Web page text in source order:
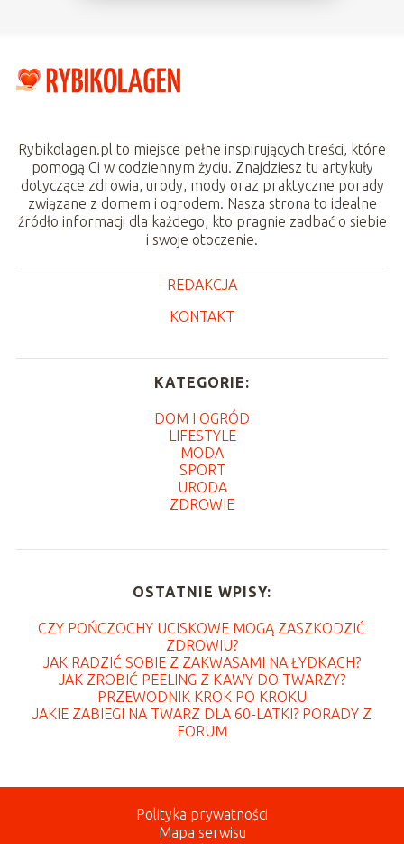
Rybikolagen.pl to miejsce pełne inspirujących treści, które
pomogą Ci w codziennym życiu. Znajdziesz tu artykuły
dotyczące zdrowia, urody, mody oraz praktyczne porady
związane z domem i ogrodem. Nasza strona to idealne
źródło informacji dla każdego, kto pragnie zadbać o siebie
i swoje otoczenie.
REDAKCJA
KONTAKT
KATEGORIE:
DOM I OGRÓD
LIFESTYLE
MODA
SPORT
URODA
ZDROWIE
OSTATNIE WPISY:
CZY POŃCZOCHY UCISKOWE MOGĄ ZASZKODZIĆ
ZDROWIU?
JAK RADZIĆ SOBIE Z ZAKWASAMI NA ŁYDKACH?
JAK ZROBIĆ PEELING Z KAWY DO TWARZY?
PRZEWODNIK KROK PO KROKU
JAKIE ZABIEGI NA TWARZ DLA 60-LATKI? PORADY Z
FORUM
Polityka prywatności
Mapa serwisu